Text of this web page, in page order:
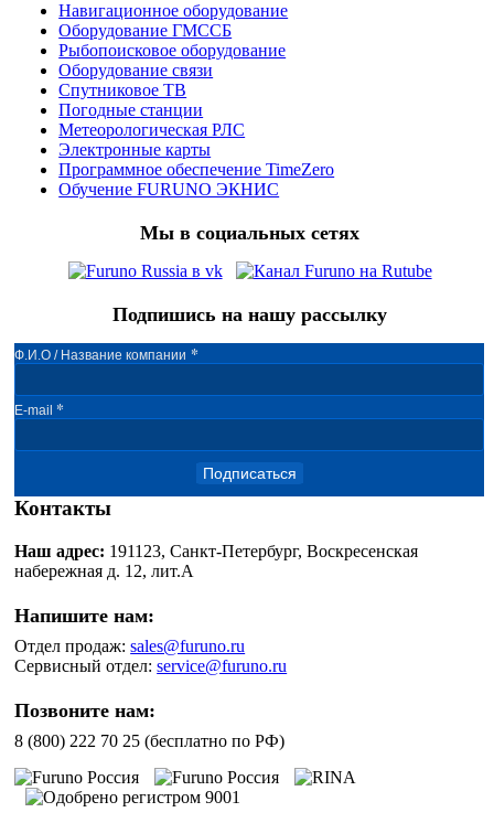
Навигационное оборудование
Оборудование ГМССБ
Рыбопоисковое оборудование
Оборудование связи
Спутниковое ТВ
Погодные станции
Метеорологическая РЛС
Электронные карты
Программное обеспечение TimeZero
Обучение FURUNO ЭКНИС
Мы в социальных сетях
Подпишись на нашу рассылку
Ф.И.О / Название компании *
E-mail *
Подписаться
Контакты
Наш адрес: 191123, Санкт-Петербург, Воскресенская
набережная д. 12, лит.А
Напишите нам:
Отдел продаж:sales@furuno.ru
Сервисный отдел:service@furuno.ru
Позвоните нам:
8 (800) 222 70 25 (бесплатно по РФ)